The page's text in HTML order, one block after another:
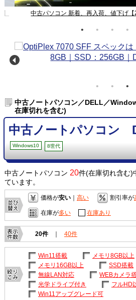
中古パソコン 新着、再入荷、値下げ【
中古ノートパソコン／DELL／
在庫切れを含む)
中古ノートパソコン
Windows10 8世代
中古ノートパソコン 20件(在庫切れ含む)
ています。
価格が安い｜ 高い 割引率が
在庫が多い 在庫あり
20件 ｜ 40件
Win11搭載
メモリ8GB以上
メモリ16GB以上
SSD搭載
無線LAN対応
WEBカメラ
光学ドライブ付き
フルHD
Win11アップグレード可